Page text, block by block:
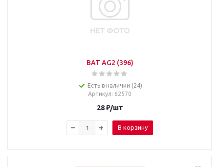
BAT AG2 (396)
Есть в наличии (24)
Артикул: 62570
28₽/шт
В корзину